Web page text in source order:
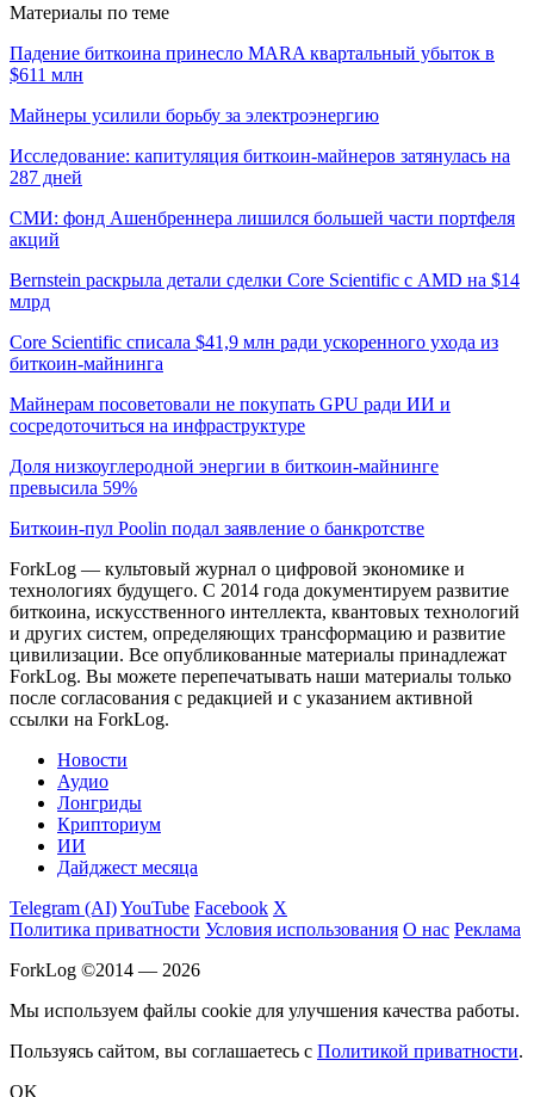
Материалы по теме
Падение биткоина принесло MARA квартальный убыток в
$611 млн
Майнеры усилили борьбу за электроэнергию
Исследование: капитуляция биткоин-майнеров затянулась на
287 дней
СМИ: фонд Ашенбреннера лишился большей части портфеля
акций
Bernstein раскрыла детали сделки Core Scientific с AMD на $14
млрд
Core Scientific списала $41,9 млн ради ускоренного ухода из
биткоин-майнинга
Майнерам посоветовали не покупать GPU ради ИИ и
сосредоточиться на инфраструктуре
Доля низкоуглеродной энергии в биткоин-майнинге
превысила 59%
Биткоин-пул Poolin подал заявление о банкротстве
ForkLog — культовый журнал о цифровой экономике и
технологиях будущего. С 2014 года документируем развитие
биткоина, искусственного интеллекта, квантовых технологий
и других систем, определяющих трансформацию и развитие
цивилизации. Все опубликованные материалы принадлежат
ForkLog. Вы можете перепечатывать наши материалы только
после согласования с редакцией и с указанием активной
ссылки на ForkLog.
Новости
Аудио
Лонгриды
Крипториум
ИИ
Дайджест месяца
Telegram (AI)YouTube Facebook X
Политика приватности Условия использования О нас Реклама
ForkLog ©2014 — 2026
Мы используем файлы cookie для улучшения качества работы.
Пользуясь сайтом, вы соглашаетесь с Политикой приватности.
OK